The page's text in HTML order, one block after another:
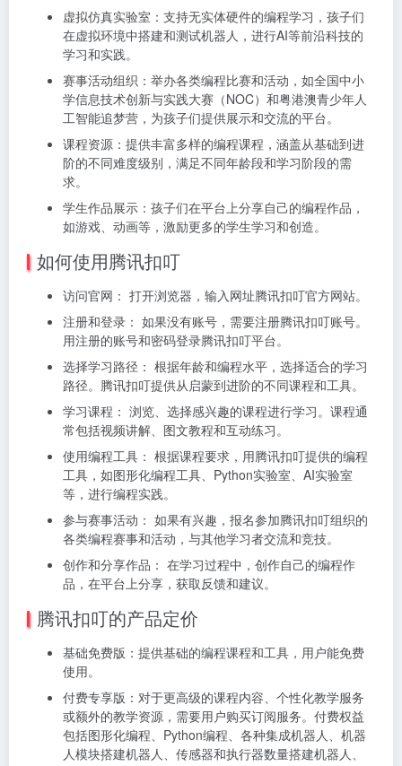
虚拟仿真实验室：支持无实体硬件的编程学习，孩子们
在虚拟环境中搭建和测试机器人，进行AI等前沿科技的
学习和实践。
赛事活动组织：举办各类编程比赛和活动，如全国中小
学信息技术创新与实践大赛（NOC）和粤港澳青少年人
工智能追梦营，为孩子们提供展示和交流的平台。
课程资源：提供丰富多样的编程课程，涵盖从基础到进
阶的不同难度级别，满足不同年龄段和学习阶段的需
求。
学生作品展示：孩子们在平台上分享自己的编程作品，
如游戏、动画等，激励更多的学生学习和创造。
如何使用腾讯扣叮
访问官网： 打开浏览器，输入网址腾讯扣叮官方网站。
注册和登录： 如果没有账号，需要注册腾讯扣叮账号。
用注册的账号和密码登录腾讯扣叮平台。
选择学习路径： 根据年龄和编程水平，选择适合的学习
路径。腾讯扣叮提供从启蒙到进阶的不同课程和工具。
学习课程： 浏览、选择感兴趣的课程进行学习。课程通
常包括视频讲解、图文教程和互动练习。
使用编程工具： 根据课程要求，用腾讯扣叮提供的编程
工具，如图形化编程工具、Python实验室、AI实验室
等，进行编程实践。
参与赛事活动： 如果有兴趣，报名参加腾讯扣叮组织的
各类编程赛事和活动，与其他学习者交流和竞技。
创作和分享作品： 在学习过程中，创作自己的编程作
品，在平台上分享，获取反馈和建议。
腾讯扣叮的产品定价
基础免费版：提供基础的编程课程和工具，用户能免费
使用。
付费专享版：对于更高级的课程内容、个性化教学服务
或额外的教学资源，需要用户购买订阅服务。付费权益
包括图形化编程、Python编程、各种集成机器人、机器
人模块搭建机器人、传感器和执行器数量搭建机器人、